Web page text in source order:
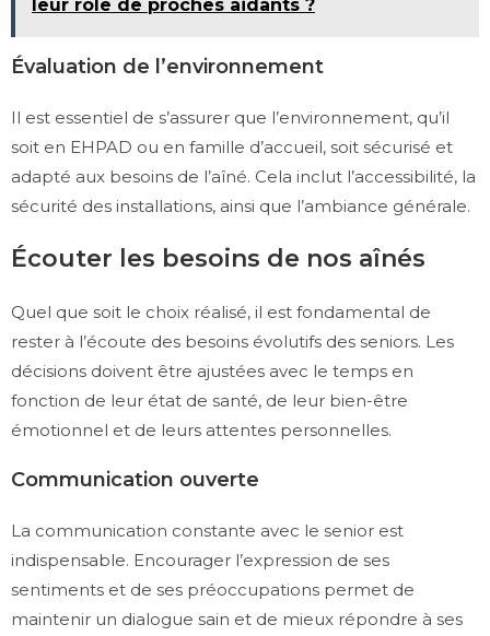
leur rôle de proches aidants ?
Évaluation de l’environnement
Il est essentiel de s’assurer que l’environnement, qu’il
soit en EHPAD ou en famille d’accueil, soit sécurisé et
adapté aux besoins de l’aîné. Cela inclut l’accessibilité, la
sécurité des installations, ainsi que l’ambiance générale.
Écouter les besoins de nos aînés
Quel que soit le choix réalisé, il est fondamental de
rester à l’écoute des besoins évolutifs des seniors. Les
décisions doivent être ajustées avec le temps en
fonction de leur état de santé, de leur bien-être
émotionnel et de leurs attentes personnelles.
Communication ouverte
La communication constante avec le senior est
indispensable. Encourager l’expression de ses
sentiments et de ses préoccupations permet de
maintenir un dialogue sain et de mieux répondre à ses